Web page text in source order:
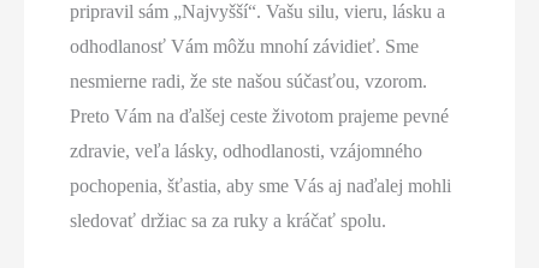
pripravil sám „Najvyšší“. Vašu silu, vieru, lásku a
odhodlanosť Vám môžu mnohí závidieť. Sme
nesmierne radi, že ste našou súčasťou, vzorom.
Preto Vám na ďalšej ceste životom prajeme pevné
zdravie, veľa lásky, odhodlanosti, vzájomného
pochopenia, šťastia, aby sme Vás aj naďalej mohli
sledovať držiac sa za ruky a kráčať spolu.